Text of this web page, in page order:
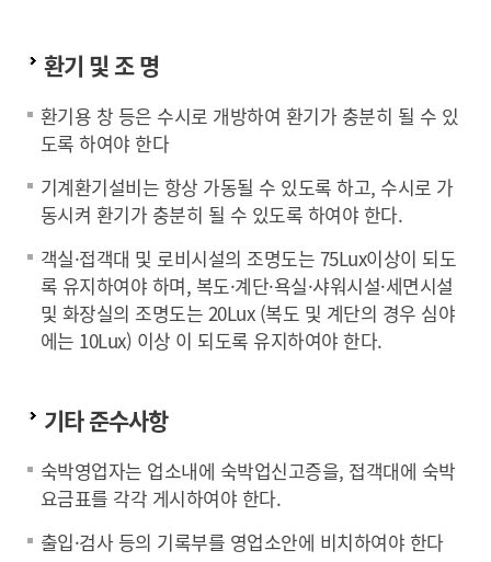
환기 및 조 명
환기용 창 등은 수시로 개방하여 환기가 충분히 될 수 있
도록 하여야 한다
기계환기설비는 항상 가동될 수 있도록 하고, 수시로 가
동시켜 환기가 충분히 될 수 있도록 하여야 한다.
객실·접객대 및 로비시설의 조명도는 75Lux이상이 되도
록 유지하여야 하며, 복도·계단·욕실·샤워시설·세면시설
및 화장실의 조명도는 20Lux (복도 및 계단의 경우 심야
에는 10Lux) 이상 이 되도록 유지하여야 한다.
기타 준수사항
숙박영업자는 업소내에 숙박업신고증을, 접객대에 숙박
요금표를 각각 게시하여야 한다.
출입·검사 등의 기록부를 영업소안에 비치하여야 한다